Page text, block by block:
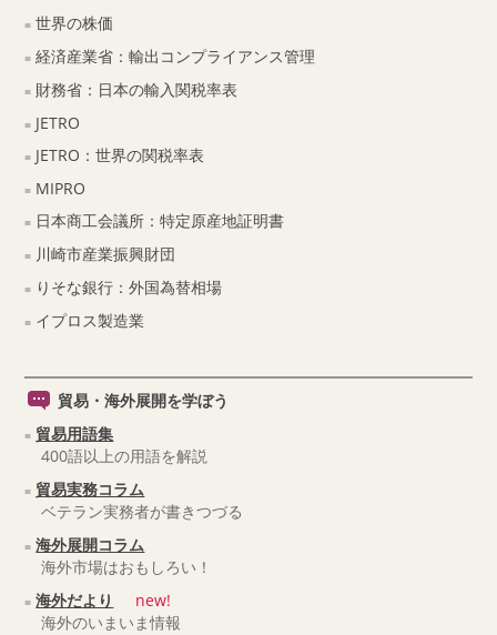
世界の株価
経済産業省：輸出コンプライアンス管理
財務省：日本の輸入関税率表
JETRO
JETRO：世界の関税率表
MIPRO
日本商工会議所：特定原産地証明書
川崎市産業振興財団
りそな銀行：外国為替相場
イプロス製造業
貿易・海外展開を学ぼう
貿易用語集
400語以上の用語を解説
貿易実務コラム
ベテラン実務者が書きつづる
海外展開コラム
海外市場はおもしろい！
海外だより
new!
海外のいまいま情報